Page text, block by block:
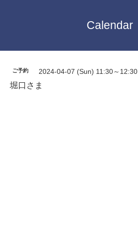
Calendar
ご予約 2024-04-07 (Sun) 11:30～12:30
堀口さま